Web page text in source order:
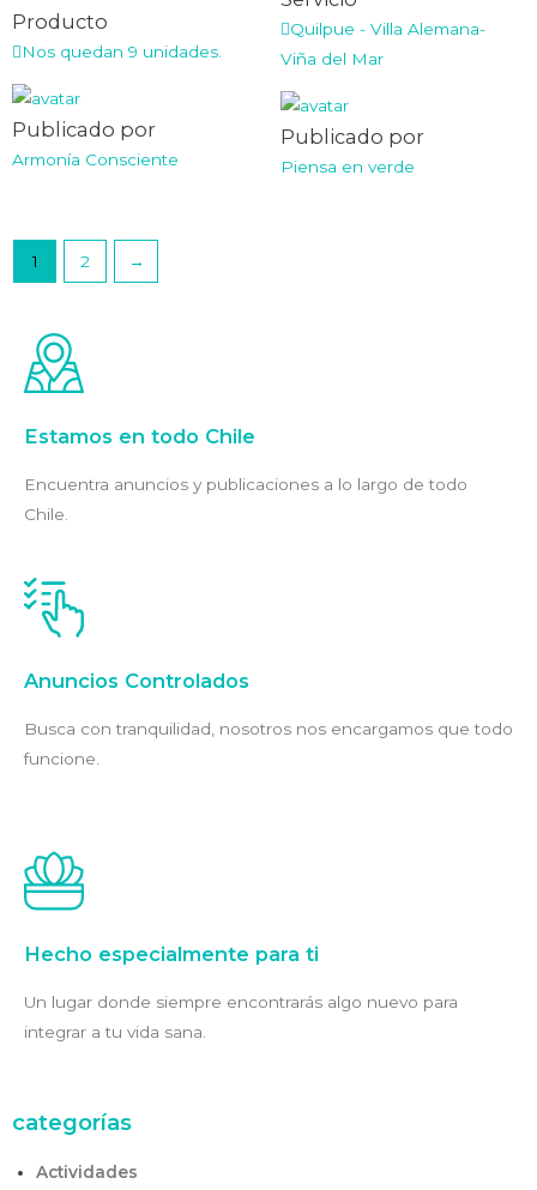
0
de
Producto
Nos quedan 9 unidades.
Publicado por
Armonía Consciente
Quilpue - Villa Alemana-
Viña del Mar
Publicado por
Piensa en verde
1 2 →
Estamos en todo Chile
Encuentra anuncios y publicaciones a lo largo de todo
Chile.
Anuncios Controlados
Busca con tranquilidad, nosotros nos encargamos que todo
funcione.
Hecho especialmente para ti
Un lugar donde siempre encontrarás algo nuevo para
integrar a tu vida sana.
categorías
Actividades